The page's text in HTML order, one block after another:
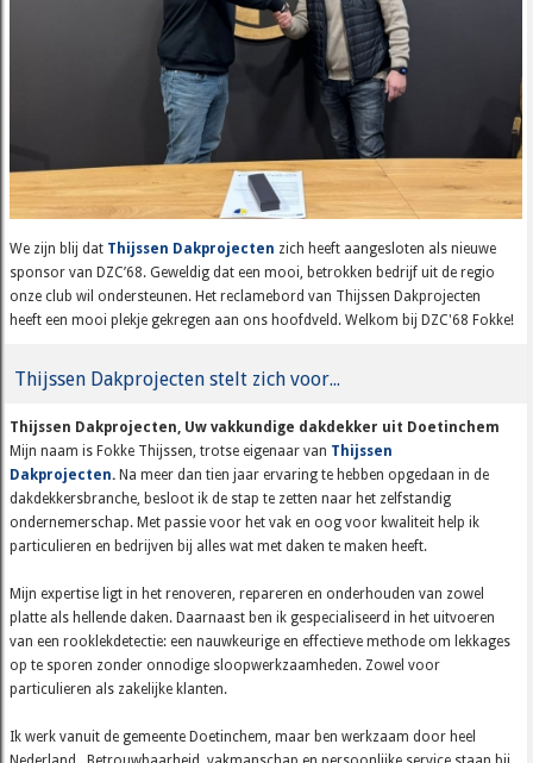
We zijn blij dat Thijssen Dakprojecten zich heeft aangesloten als nieuwe
sponsor van DZC’68. Geweldig dat een mooi, betrokken bedrijf uit de regio
onze club wil ondersteunen. Het reclamebord van Thijssen Dakprojecten
heeft een mooi plekje gekregen aan ons hoofdveld. Welkom bij DZC'68 Fokke!
Thijssen Dakprojecten stelt zich voor...
Thijssen Dakprojecten, Uw vakkundige dakdekker uit Doetinchem
Mijn naam is Fokke Thijssen, trotse eigenaar van Thijssen
Dakprojecten.Na meer dan tien jaar ervaring te hebben opgedaan in de
dakdekkersbranche, besloot ik de stap te zetten naar het zelfstandig
ondernemerschap. Met passie voor het vak en oog voor kwaliteit help ik
particulieren en bedrijven bij alles wat met daken te maken heeft.
Mijn expertise ligt in het renoveren, repareren en onderhouden van zowel
platte als hellende daken. Daarnaast ben ik gespecialiseerd in het uitvoeren
van een rooklekdetectie: een nauwkeurige en effectieve methode om lekkages
op te sporen zonder onnodige sloopwerkzaamheden. Zowel voor
particulieren als zakelijke klanten.
Ik werk vanuit de gemeente Doetinchem, maar ben werkzaam door heel